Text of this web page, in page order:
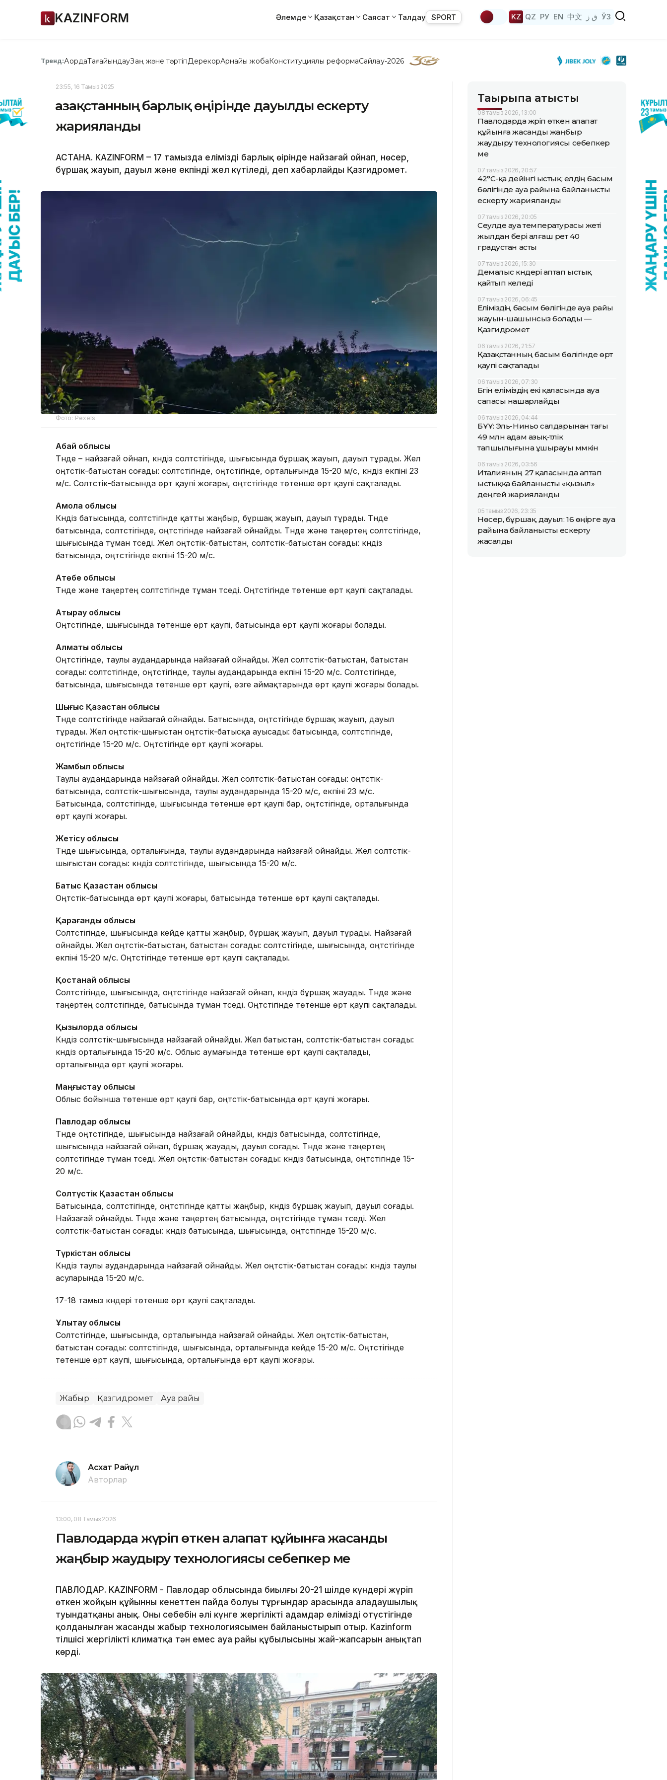
KAZINFORM Әлемде Қазақстан Саясат Талдау SPORT KZ QZ РУ EN 中文 ق ز ЎЗ
Тренд:АқордаТағайындауЗаң және тәртіпДерекқорАрнайы жобаКонституциялық реформаСайлау-2026
23:55, 16 Тамыз 2025
Қазақстанның барлық өңірінде дауылды ескерту
жарияланды
АСТАНА. KAZINFORM – 17 тамызда еліміздің барлық өңірінде найзағай ойнап, нөсер,
бұршақ жауып, дауыл және екпінді жел күтіледі, деп хабарлайды Қазгидромет.
Фото: Pexels
Абай облысы
Түнде – найзағай ойнап, күндіз солтүстігінде, шығысында бұршақ жауып, дауыл тұрады. Жел
оңтүстік-батыстан соғады: солтүстігінде, оңтүстігінде, орталығында 15-20 м/с, күндіз екпіні 23
м/с. Солтүстік-батысында өрт қаупі жоғары, оңтүстігінде төтенше өрт қаупі сақталады.
Ақмола облысы
Күндіз батысында, солтүстігінде қатты жаңбыр, бұршақ жауып, дауыл тұрады. Түнде
батысында, солтүстігінде, оңтүстігінде найзағай ойнайды. Түнде және таңертең солтүстігінде,
шығысында тұман түседі. Жел оңтүстік-батыстан, солтүстік-батыстан соғады: күндіз
батысында, оңтүстігінде екпіні 15-20 м/с.
Ақтөбе облысы
Түнде және таңертең солтүстігінде тұман түседі. Оңтүстігінде төтенше өрт қаупі сақталады.
Атырау облысы
Оңтүстігінде, шығысында төтенше өрт қаупі, батысында өрт қаупі жоғары болады.
Алматы облысы
Оңтүстігінде, таулы аудандарында найзағай ойнайды. Жел солтүстік-батыстан, батыстан
соғады: солтүстігінде, оңтүстігінде, таулы аудандарында екпіні 15-20 м/с. Солтүстігінде,
батысында, шығысында төтенше өрт қаупі, өзге аймақтарында өрт қаупі жоғары болады.
Шығыс Қазақстан облысы
Түнде солтүстігінде найзағай ойнайды. Батысында, оңтүстігінде бұршақ жауып, дауыл
тұрады. Жел оңтүстік-шығыстан оңтүстік-батысқа ауысады: батысында, солтүстігінде,
оңтүстігінде 15-20 м/с. Оңтүстігінде өрт қаупі жоғары.
Жамбыл облысы
Таулы аудандарында найзағай ойнайды. Жел солтүстік-батыстан соғады: оңтүстік-
батысында, солтүстік-шығысында, таулы аудандарында 15-20 м/с, екпіні 23 м/с.
Батысында, солтүстігінде, шығысында төтенше өрт қаупі бар, оңтүстігінде, орталығында
өрт қаупі жоғары.
Жетісу облысы
Түнде шығысында, орталығында, таулы аудандарында найзағай ойнайды. Жел солтүстік-
шығыстан соғады: күндіз солтүстігінде, шығысында 15-20 м/с.
Батыс Қазақстан облысы
Оңтүстік-батысында өрт қаупі жоғары, батысында төтенше өрт қаупі сақталады.
Қарағанды облысы
Солтүстігінде, шығысында кейде қатты жаңбыр, бұршақ жауып, дауыл тұрады. Найзағай
ойнайды. Жел оңтүстік-батыстан, батыстан соғады: солтүстігінде, шығысында, оңтүстігінде
екпіні 15-20 м/с. Оңтүстігінде төтенше өрт қаупі сақталады.
Қостанай облысы
Солтүстігінде, шығысында, оңтүстігінде найзағай ойнап, күндіз бұршақ жауады. Түнде және
таңертең солтүстігінде, батысында тұман түседі. Оңтүстігінде төтенше өрт қаупі сақталады.
Қызылорда облысы
Күндіз солтүстік-шығысында найзағай ойнайды. Жел батыстан, солтүстік-батыстан соғады:
күндіз орталығында 15-20 м/с. Облыс аумағында төтенше өрт қаупі сақталады,
орталығында өрт қаупі жоғары.
Маңғыстау облысы
Облыс бойынша төтенше өрт қаупі бар, оңтүстік-батысында өрт қаупі жоғары.
Павлодар облысы
Түнде оңтүстігінде, шығысында найзағай ойнайды, күндіз батысында, солтүстігінде,
шығысында найзағай ойнап, бұршақ жауады, дауыл соғады. Түнде және таңертең
солтүстігінде тұман түседі. Жел оңтүстік-батыстан соғады: күндіз батысында, оңтүстігінде 15-
20 м/с.
Солтүстік Қазақстан облысы
Батысында, солтүстігінде, оңтүстігінде қатты жаңбыр, күндіз бұршақ жауып, дауыл соғады.
Найзағай ойнайды. Түнде және таңертең батысында, оңтүстігінде тұман түседі. Жел
солтүстік-батыстан соғады: күндіз батысында, шығысында, оңтүстігінде 15-20 м/с.
Түркістан облысы
Күндіз таулы аудандарында найзағай ойнайды. Жел оңтүстік-батыстан соғады: күндіз таулы
асуларында 15-20 м/с.
17-18 тамыз күндері төтенше өрт қаупі сақталады.
Ұлытау облысы
Солтүстігінде, шығысында, орталығында найзағай ойнайды. Жел оңтүстік-батыстан,
батыстан соғады: солтүстігінде, шығысында, орталығында кейде 15-20 м/с. Оңтүстігінде
төтенше өрт қаупі, шығысында, орталығында өрт қаупі жоғары.
Жаңбыр Қазгидромет Ауа райы
Асхат Райқұл
Авторлар
13:00, 08 Тамыз 2026
Павлодарда жүріп өткен алапат құйынға жасанды
жаңбыр жаудыру технологиясы себепкер ме
ПАВЛОДАР. KAZINFORM - Павлодар облысында биылғы 20-21 шілде күндері жүріп
өткен жойқын құйынның кенеттен пайда болуы тұрғындар арасында алаңдаушылық
туындатқаны анық. Оның себебін әлі күнге жергілікті адамдар еліміздің оңтүстігінде
қолданылған жасанды жаңбыр технологиясымен байланыстырып отыр. Kazinform
тілшісі жергілікті климатқа тән емес ауа райы құбылысының жай-жапсарын анықтап
көрді.
Тақырыпқа қатысты
08 тамыз 2026, 13:00
Павлодарда жүріп өткен алапат
құйынға жасанды жаңбыр
жаудыру технологиясы себепкер
ме
07 тамыз 2026, 20:57
42°C-қа дейінгі ыстық: елдің басым
бөлігінде ауа райына байланысты
ескерту жарияланды
07 тамыз 2026, 20:05
Сеулде ауа температурасы жеті
жылдан бері алғаш рет 40
градустан асты
07 тамыз 2026, 15:30
Демалыс күндері аптап ыстық
қайтып келеді
07 тамыз 2026, 06:45
Еліміздің басым бөлігінде ауа райы
жауын-шашынсыз болады —
Қазгидромет
06 тамыз 2026, 21:57
Қазақстанның басым бөлігінде өрт
қаупі сақталады
06 тамыз 2026, 07:30
Бүгін еліміздің екі қаласында ауа
сапасы нашарлайды
06 тамыз 2026, 04:44
БҰҰ: Эль-Ниньо салдарынан тағы
49 млн адам азық-түлік
тапшылығына ұшырауы мүмкін
06 тамыз 2026, 03:56
Италияның 27 қаласында аптап
ыстыққа байланысты «қызыл»
деңгей жарияланды
05 тамыз 2026, 23:35
Нөсер, бұршақ, дауыл: 16 өңірге ауа
райына байланысты ескерту
жасалды